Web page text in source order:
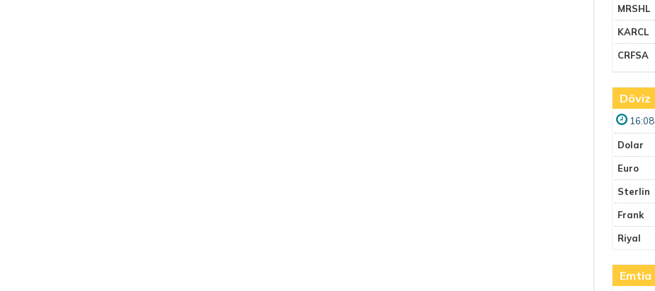
MRSHL
KARCL
CRFSA
Döviz
16:08
Dolar
Euro
Sterlin
Frank
Riyal
Emtia